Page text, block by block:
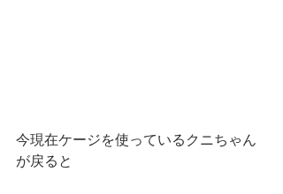
今現在ケージを使っているクニちゃん
が戻ると